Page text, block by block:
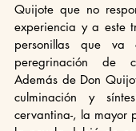
Quijote que no
experiencia y a este
personillas que va
peregrinación de
Además de Don
culminación y
cervantina-, la mayor